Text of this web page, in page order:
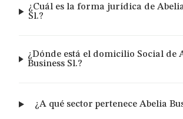
¿Cuál es la forma jurídica de
Sl.?
¿Dónde está el domicilio Social de
Business Sl.?
¿A qué sector pertenece Abelia